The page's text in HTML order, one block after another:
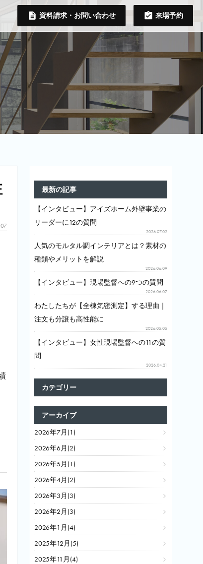
資料請求・お問い合わせ 来場予約
最新の記事
【インタビュー】アイズホーム外壁事業の
リーダーに12の質問
2026.07.02
人気のモルタル調インテリアとは？素材の
種類やメリットを解説
2026.06.09
【インタビュー】現場監督への9つの質問
2026.06.07
わたしたちが【全棟気密測定】する理由｜
注文も分譲も高性能に
2026.05.05
【インタビュー】女性現場監督への11の質
問
2026.04.21
カテゴリー
アーカイブ
2026年7月(1)
2026年6月(2)
2026年5月(1)
2026年4月(2)
2026年3月(3)
2026年2月(3)
2026年1月(4)
2025年12月(5)
2025年11月(4)